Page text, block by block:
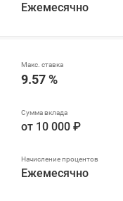
Ежемесячно
9.57 %
от 10 000 ₽
Ежемесячно